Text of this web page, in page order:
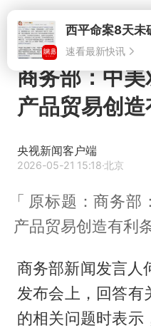
速看最新快讯
商务部：中
产品贸易创
央视新闻客户端
2026-05-21 15:18·北京
原标题：商务部
产品贸易创造有利
商务部新闻发言人
发布会上，回答有
的相关问题时表示